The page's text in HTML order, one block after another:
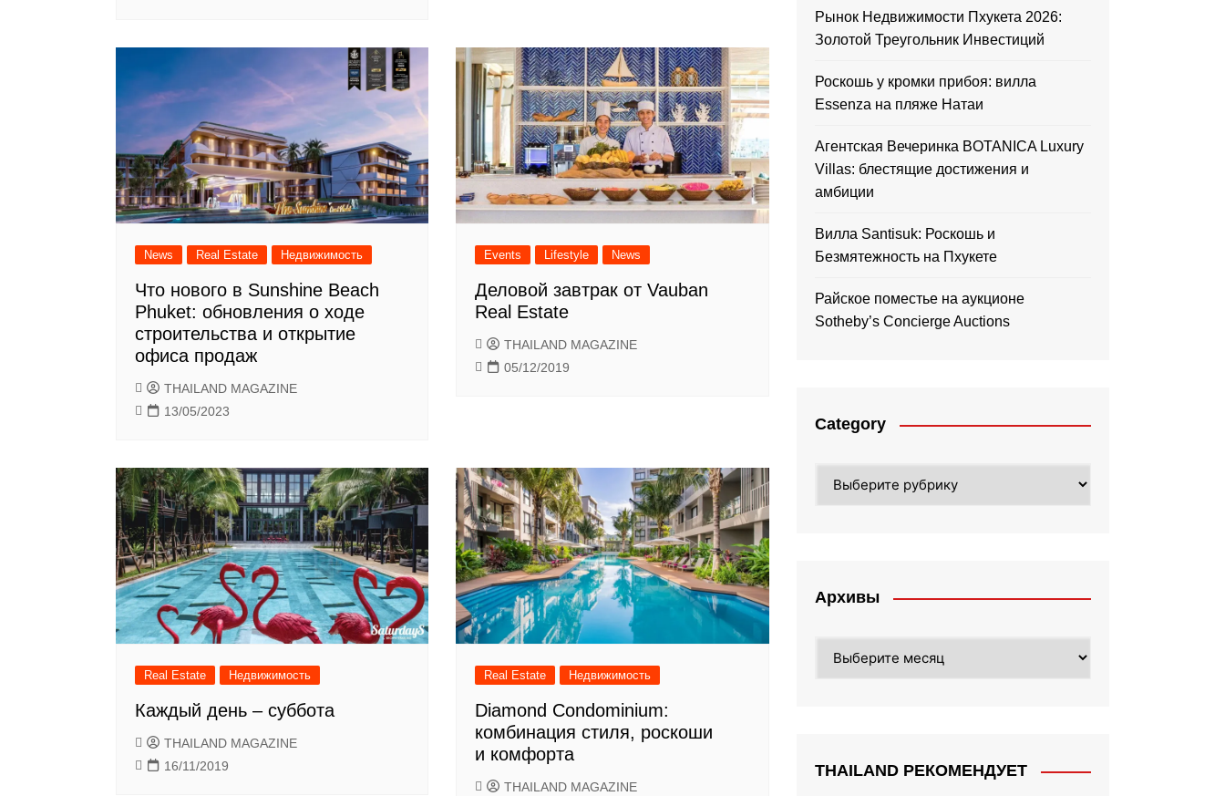
News Real Estate Недвижимость
Что нового в Sunshine Beach
Phuket: обновления о ходе
строительства и открытие
офиса продаж
THAILAND MAGAZINE
13/05/2023
Events Lifestyle News
Деловой завтрак от Vauban
Real Estate
THAILAND MAGAZINE
05/12/2019
Real Estate Недвижимость
Каждый день – суббота
THAILAND MAGAZINE
16/11/2019
Real Estate Недвижимость
Diamond Condominium:
комбинация стиля, роскоши
и комфорта
THAILAND MAGAZINE
Рынок Недвижимости Пхукета 2026:
Золотой Треугольник Инвестиций
Роскошь у кромки прибоя: вилла
Essenza на пляже Натаи
Агентская Вечеринка BOTANICA Luxury
Villas: блестящие достижения и
амбиции
Вилла Santisuk: Роскошь и
Безмятежность на Пхукете
Райское поместье на аукционе
Sotheby’s Concierge Auctions
Category
Архивы
THAILAND РЕКОМЕНДУЕТ